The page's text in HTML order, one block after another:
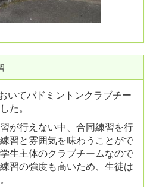
いてバドミントンクラブチー
た。
が行えない中、合同練習を行
習と雰囲気を味わうことがで
生主体のクラブチームなので
習の強度も高いため、生徒は